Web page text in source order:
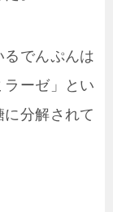
でんぷんは
ーゼ」とい
分解されて